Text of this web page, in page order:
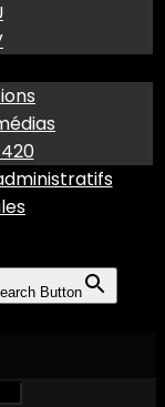
Button